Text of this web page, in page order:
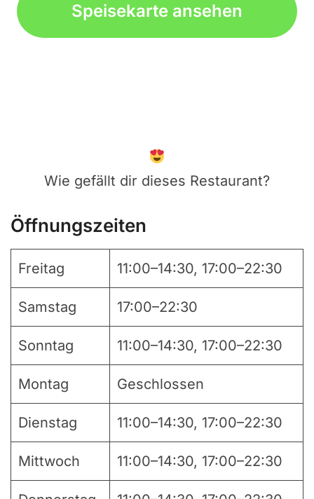
Speisekarte ansehen
Wie gefällt dir dieses Restaurant?
Öffnungszeiten
Freitag 11:00–14:30, 17:00–22:30
Samstag 17:00–22:30
Sonntag 11:00–14:30, 17:00–22:30
Montag Geschlossen
Dienstag 11:00–14:30, 17:00–22:30
Mittwoch 11:00–14:30, 17:00–22:30